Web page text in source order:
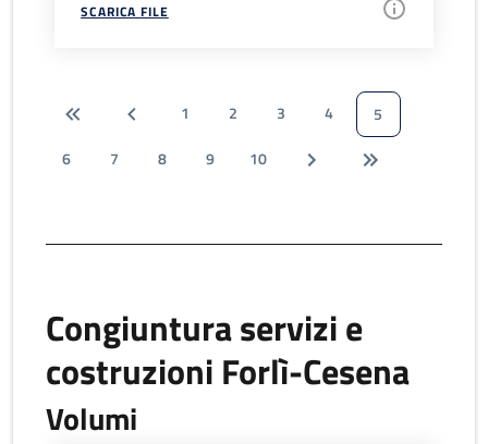
SCARICA FILE
1 2 3 4
5
6
7 8 9 10
Congiuntura servizi e
costruzioni Forlì-Cesena
Volumi